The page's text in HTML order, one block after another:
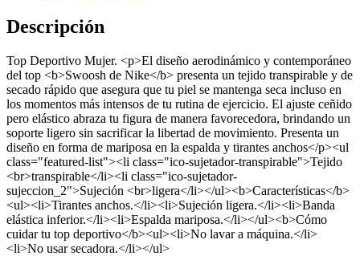
Descripción
Top Deportivo Mujer. <p>El diseño aerodinámico y contemporáneo
del top <b>Swoosh de Nike</b> presenta un tejido transpirable y de
secado rápido que asegura que tu piel se mantenga seca incluso en
los momentos más intensos de tu rutina de ejercicio. El ajuste ceñido
pero elástico abraza tu figura de manera favorecedora, brindando un
soporte ligero sin sacrificar la libertad de movimiento. Presenta un
diseño en forma de mariposa en la espalda y tirantes anchos</p><ul
class="featured-list"><li class="ico-sujetador-transpirable">Tejido
<br>transpirable</li><li class="ico-sujetador-
sujeccion_2">Sujeción <br>ligera</li></ul><b>Características</b>
<ul><li>Tirantes anchos.</li><li>Sujeción ligera.</li><li>Banda
elástica inferior.</li><li>Espalda mariposa.</li></ul><b>Cómo
cuidar tu top deportivo</b><ul><li>No lavar a máquina.</li>
<li>No usar secadora.</li></ul>